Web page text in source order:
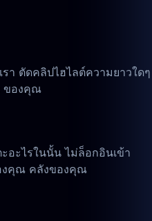
า ตัดคลิปไฮไลต์ความยาวใดๆ
ของคุณ
อะไรในนั้น ไม่ล็อกอินเข้า
งคุณ คลังของคุณ